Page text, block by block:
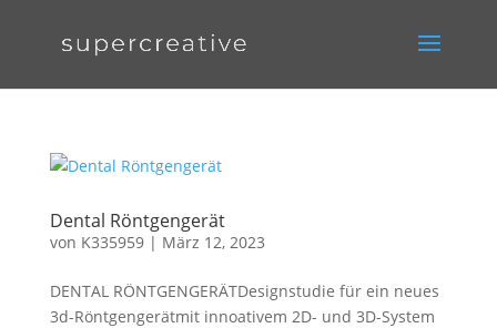
Dental Röntgengerät
von K335959| März 12, 2023
DENTAL RÖNTGENGERÄTDesignstudie für ein neues
3d-Röntgengerätmit innoativem 2D- und 3D-System